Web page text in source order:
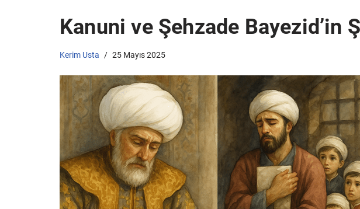
Kanuni ve Şehzade Bayezid’in
Kerim Usta 25 Mayıs 2025